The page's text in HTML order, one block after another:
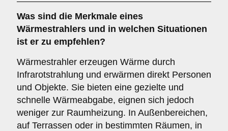
Was sind die Merkmale eines
Wärmestrahlers und in welchen Situationen
ist er zu empfehlen?
Wärmestrahler erzeugen Wärme durch
Infrarotstrahlung und erwärmen direkt Personen
und Objekte. Sie bieten eine gezielte und
schnelle Wärmeabgabe, eignen sich jedoch
weniger zur Raumheizung. In Außenbereichen,
auf Terrassen oder in bestimmten Räumen, in